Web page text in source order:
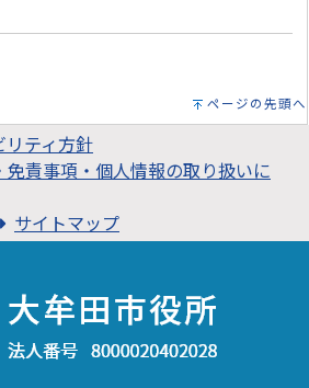
ページの先頭へ
リティ方針
免責事項・個人情報の取り扱いに
サイトマップ